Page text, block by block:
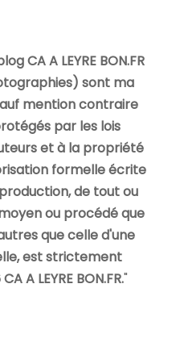
CA A LEYRE BON.FR
sont ma
mention contraire
par les lois
et à la propriété
formelle écrite
de tout ou
ou procédé que
que celle d'une
est strictement
A LEYRE BON.FR."